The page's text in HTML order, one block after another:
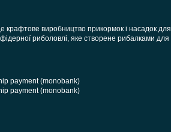
крафтове виробництво прикормок і насадок для
риболовлі, яке створене рибалками для